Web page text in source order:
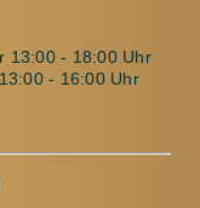
13:00 - 18:00 Uhr
- 16:00 Uhr